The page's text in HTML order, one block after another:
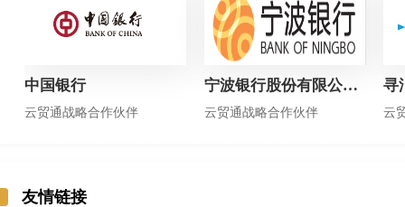
中国银行
云贸通战略合作伙伴
宁波银行股份有限公司上海分行
云贸通战略合作伙伴
寻
云
友情链接